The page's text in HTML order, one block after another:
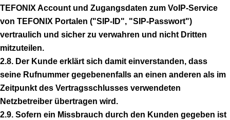
TEFONIX Account und Zugangsdaten zum VoIP-Service
von TEFONIX Portalen ("SIP-ID", "SIP-Passwort")
vertraulich und sicher zu verwahren und nicht Dritten
mitzuteilen.
2.8. Der Kunde erklärt sich damit einverstanden, dass
seine Rufnummer gegebenenfalls an einen anderen als im
Zeitpunkt des Vertragsschlusses verwendeten
Netzbetreiber übertragen wird.
2.9. Sofern ein Missbrauch durch den Kunden gegeben ist